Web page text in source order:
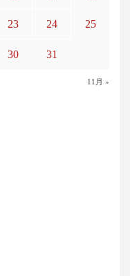
11月 »
23 24 25
30 31